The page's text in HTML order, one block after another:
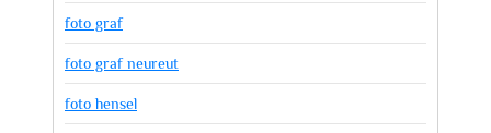
foto graf
foto graf neureut
foto hensel